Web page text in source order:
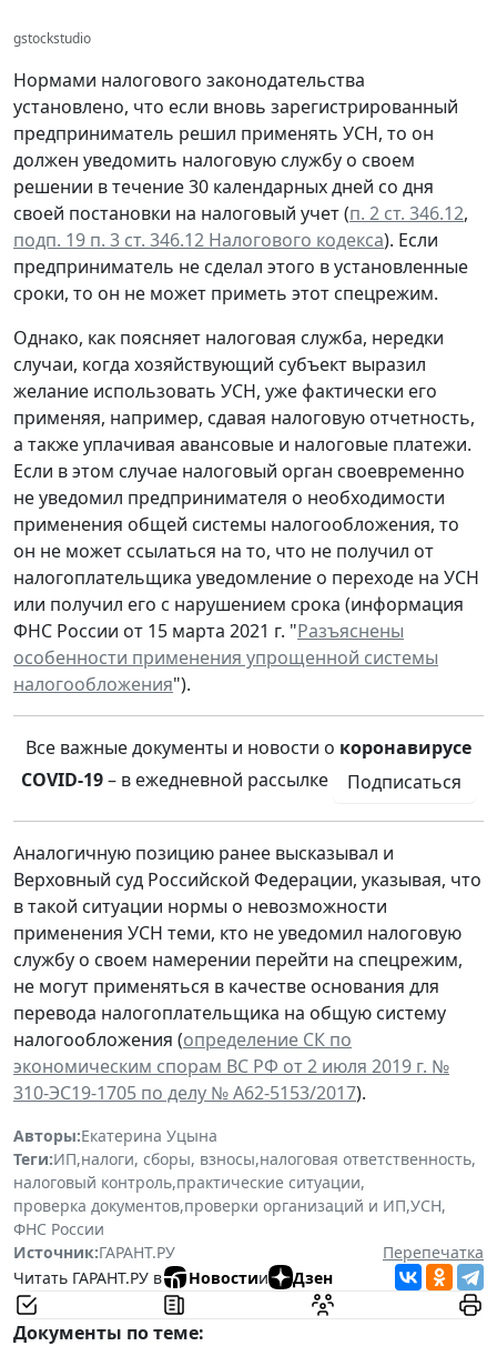
gstockstudio
Нормами налогового законодательства
установлено, что если вновь зарегистрированный
предприниматель решил применять УСН, то он
должен уведомить налоговую службу о своем
решении в течение 30 календарных дней со дня
своей постановки на налоговый учет (п. 2 ст. 346.12,
подп. 19 п. 3 ст. 346.12 Налогового кодекса). Если
предприниматель не сделал этого в установленные
сроки, то он не может приметь этот спецрежим.
Однако, как поясняет налоговая служба, нередки
случаи, когда хозяйствующий субъект выразил
желание использовать УСН, уже фактически его
применяя, например, сдавая налоговую отчетность,
а также уплачивая авансовые и налоговые платежи.
Если в этом случае налоговый орган своевременно
не уведомил предпринимателя о необходимости
применения общей системы налогообложения, то
он не может ссылаться на то, что не получил от
налогоплательщика уведомление о переходе на УСН
или получил его с нарушением срока (информация
ФНС России от 15 марта 2021 г. "Разъяснены
особенности применения упрощенной системы
налогообложения").
Все важные документы и новости о коронавирусе
COVID-19– в ежедневной рассылке Подписаться
Аналогичную позицию ранее высказывал и
Верховный суд Российской Федерации, указывая, что
в такой ситуации нормы о невозможности
применения УСН теми, кто не уведомил налоговую
службу о своем намерении перейти на спецрежим,
не могут применяться в качестве основания для
перевода налогоплательщика на общую систему
налогообложения (определение СК по
экономическим спорам ВС РФ от 2 июля 2019 г. №
310-ЭС19-1705 по делу № А62-5153/2017).
Авторы:Екатерина Уцына
Теги:ИП,налоги, сборы, взносы,налоговая ответственность,
налоговый контроль,практические ситуации,
проверка документов,проверки организаций и ИП,УСН,
ФНС России
Источник:ГАРАНТ.РУ
Перепечатка
Читать ГАРАНТ.РУ в
Новостии Дзен
Документы по теме: